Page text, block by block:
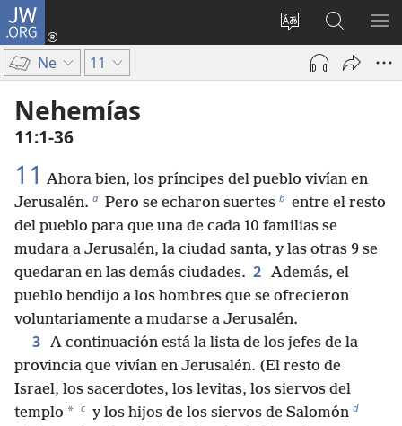
JW.ORG
Cambiar
idioma
del sitio
Iniciar
sesión
en
jw.org
Ne 11
Nehemías
11:1-36
11 Ahora bien, los príncipes del pueblo vivían en
Jerusalén. a Pero se echaron suertes b entre el resto
del pueblo para que una de cada 10 familias se
mudara a Jerusalén, la ciudad santa, y las otras 9 se
quedaran en las demás ciudades. 2 Además, el
pueblo bendijo a los hombres que se ofrecieron
voluntariamente a mudarse a Jerusalén.
3 A continuación está la lista de los jefes de la
provincia que vivían en Jerusalén. (El resto de
Israel, los sacerdotes, los levitas, los siervos del
templo * c y los hijos de los siervos de Salomón d